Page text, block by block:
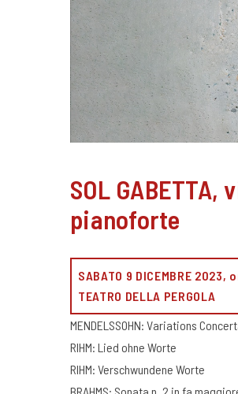
SOL GABETTA,
pianoforte
SABATO 9 DICEMBRE 2023,
TEATRO DELLA PERGOLA
MENDELSSOHN: Variations
RIHM: Lied ohne Worte
RIHM: Verschwundene Worte